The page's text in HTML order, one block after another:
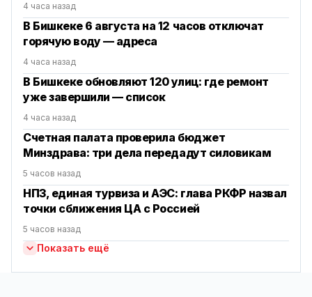
4 часа назад
В Бишкеке 6 августа на 12 часов отключат
горячую воду — адреса
4 часа назад
В Бишкеке обновляют 120 улиц: где ремонт
уже завершили — список
4 часа назад
Счетная палата проверила бюджет
Минздрава: три дела передадут силовикам
5 часов назад
НПЗ, единая турвиза и АЭС: глава РКФР назвал
точки сближения ЦА с Россией
5 часов назад
Показать ещё